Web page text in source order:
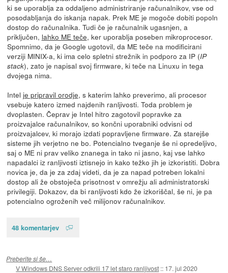
ki se uporablja za oddaljeno administriranje računalnikov, vse od
posodabljanja do iskanja napak. Prek ME je mogoče dobiti popoln
dostop do računalnika. Tudi če je računalnik ugasnjen, a
priključen, lahko ME teče, ker uporablja poseben mikroprocesor.
Spomnimo, da je Google ugotovil, da ME teče na modificirani
verziji MINIX-a, ki ima celo spletni strežnik in podporo za IP (IP
stack), zato je napisal svoj firmware, ki teče na Linuxu in tega
dvojega nima.
Intel je pripravil orodje, s katerim lahko preverimo, ali procesor
vsebuje katero izmed najdenih ranljivosti. Toda problem je
dvoplasten. Čeprav je Intel hitro zagotovil popravke za
proizvajalce računalnikov, so končni uporabniki odvisni od
proizvajalcev, ki morajo izdati popravljene firmware. Za starejše
sisteme jih verjetno ne bo. Potencialno tveganje še ni opredeljivo,
saj o ME ni prav veliko znanega in tako ni jasno, kaj vse lahko
napadalci iz ranljivosti iztisnejo in kako težko jih je izkoristiti. Dobra
novica je, da je za zdaj videti, da je za napad potreben lokalni
dostop ali že obstoječa prisotnost v omrežju ali administratorski
privilegiji. Dokazov, da bi ranljivosti kdo že izkoriščal, še ni, je pa
potencialno ogroženih več milijonov računalnikov.
48 komentarjev
Preberite si še…
V Windows DNS Server odkrili 17 let staro ranljivost :: 17. jul 2020